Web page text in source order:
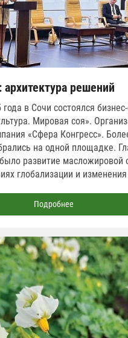
решений
в Сочи состоялся
Мировая соя».
«Сфера Конгресс».
на одной площадке.
развитие масложировой
глобализации и
Подробнее